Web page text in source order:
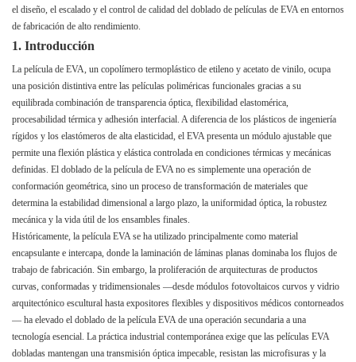
el diseño, el escalado y el control de calidad del doblado de películas de EVA en entornos
de fabricación de alto rendimiento.
1. Introducción
La película de EVA, un copolímero termoplástico de etileno y acetato de vinilo, ocupa
una posición distintiva entre las películas poliméricas funcionales gracias a su
equilibrada combinación de transparencia óptica, flexibilidad elastomérica,
procesabilidad térmica y adhesión interfacial. A diferencia de los plásticos de ingeniería
rígidos y los elastómeros de alta elasticidad, el EVA presenta un módulo ajustable que
permite una flexión plástica y elástica controlada en condiciones térmicas y mecánicas
definidas. El doblado de la película de EVA no es simplemente una operación de
conformación geométrica, sino un proceso de transformación de materiales que
determina la estabilidad dimensional a largo plazo, la uniformidad óptica, la robustez
mecánica y la vida útil de los ensambles finales.
Históricamente, la película EVA se ha utilizado principalmente como material
encapsulante e intercapa, donde la laminación de láminas planas dominaba los flujos de
trabajo de fabricación. Sin embargo, la proliferación de arquitecturas de productos
curvas, conformadas y tridimensionales —desde módulos fotovoltaicos curvos y vidrio
arquitectónico escultural hasta expositores flexibles y dispositivos médicos contorneados
— ha elevado el doblado de la película EVA de una operación secundaria a una
tecnología esencial. La práctica industrial contemporánea exige que las películas EVA
dobladas mantengan una transmisión óptica impecable, resistan las microfisuras y la